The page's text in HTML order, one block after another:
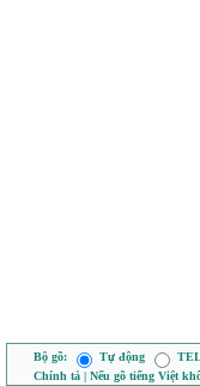
Bộ gõ: Tự động
Chính tả | Nếu gõ tiếng Việt